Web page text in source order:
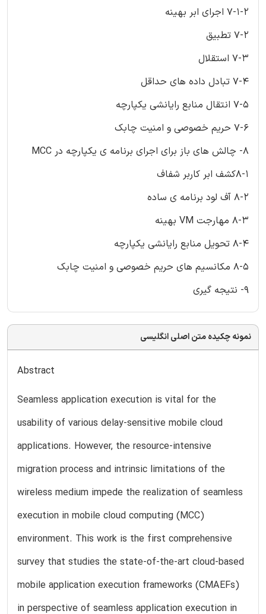
7-1-2 اجرای ابر بهینه
7-2 تطبیق
7-3 استقلال
7-4 تبادل داده های حداقل
7-5 انتقال منابع رایانشی یکپارچه
7-6 حریم خصوصی و امنیت چابک
8- چالش های باز برای اجرای برنامه ی یکپارچه در MCC
8-1کشف ابر کاربر شفاف
8-2 آف لود برنامه ی ساده
8-3 مهارجت VM بهینه
8-4 تحویل منابع رایانشی یکپارچه
8-5 مکانسیم های حریم خصوصی و امنیت چابک
9- نتیجه گیری
نمونه چکیده متن اصلی انگلیسی
Abstract
Seamless application execution is vital for the
usability of various delay-sensitive mobile cloud
applications. However, the resource-intensive
migration process and intrinsic limitations of the
wireless medium impede the realization of seamless
execution in mobile cloud computing (MCC)
environment. This work is the first comprehensive
survey that studies the state-of-the-art cloud-based
mobile application execution frameworks (CMAEFs)
in perspective of seamless application execution in